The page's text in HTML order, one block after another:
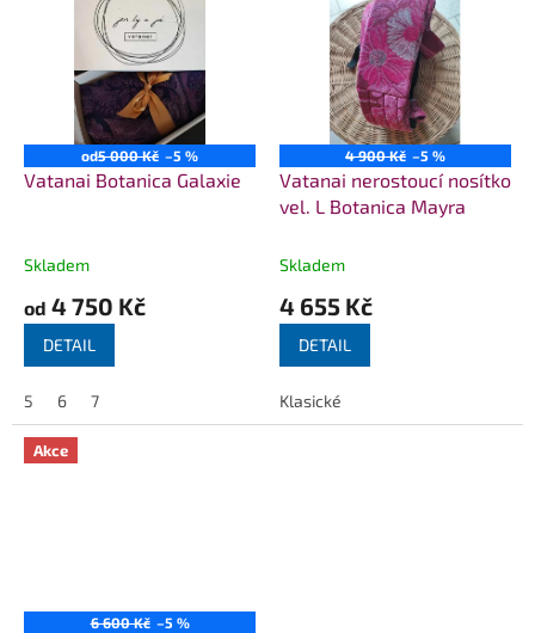
od5 000 Kč –5 %
Vatanai Botanica Galaxie
Skladem
od 4 750 Kč
DETAIL
5 6 7
4 900 Kč –5 %
Vatanai nerostoucí nosítko
vel. L Botanica Mayra
Skladem
4 655 Kč
DETAIL
Klasické
Akce
6 600 Kč –5 %